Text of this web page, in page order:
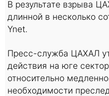
В результате взрыва
длинной в несколько
Ynet.
Пресс-служба ЦАХАЛ
действия на юге
относительно
необходимости